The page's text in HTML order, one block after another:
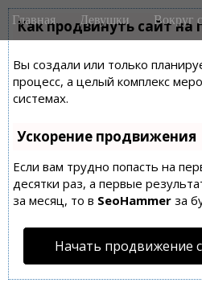
Как продвинуть сайт на
Вы создали или только
процесс, а целый комплекс
системах.
Ускорение продвижения
Если вам трудно попасть на
десятки раз, а первые
за месяц, то в SeoHammer за
Начать продвижение
M
a
n
m
e
n
u
i
Главная Девушки Вокруг